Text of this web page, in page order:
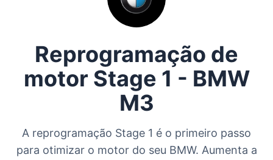
Reprogramação de
motor Stage 1 - BMW
M3
A reprogramação Stage 1 é o primeiro passo
para otimizar o motor do seu BMW. Aumenta a